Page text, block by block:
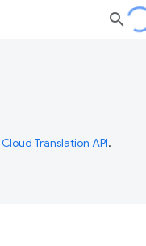
Cloud Translation API.